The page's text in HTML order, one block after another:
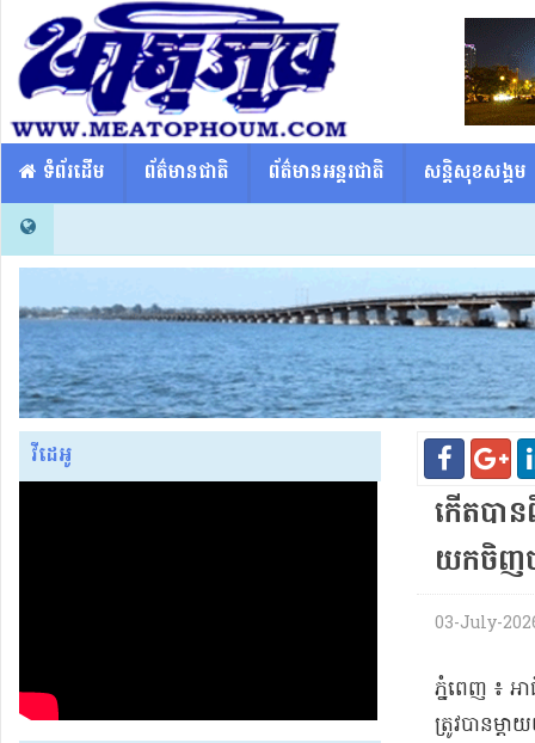
​​ ទំព័រដើម ព័ត៌មានជាតិ ព័ត៌មានអន្តរជាតិ សន្តិសុខសង្គម
វីដេអូ
កើត​បា
យកចិញ​
03-July-
ភ្នំពេញ ៖ អ
ត្រូវបាន​ម្ត